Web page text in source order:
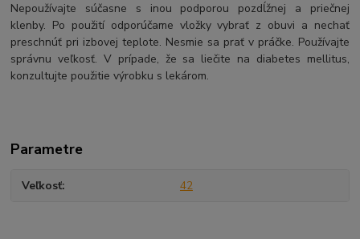
Nepoužívajte súčasne s inou podporou pozdĺžnej a priečnej
klenby. Po použití odporúčame vložky vybrať z obuvi a nechať
preschnúť pri izbovej teplote. Nesmie sa prať v práčke. Používajte
správnu veľkosť. V prípade, že sa liečite na diabetes mellitus,
konzultujte použitie výrobku s lekárom.
Parametre
Veľkosť 42